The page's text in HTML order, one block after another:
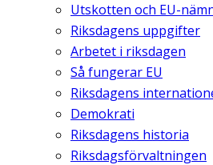
Utskotten och EU-
Riksdagens uppgifter
Arbetet i riksdagen
Så fungerar EU
Riksdagens
Demokrati
Riksdagens historia
Riksdagsförvaltningen